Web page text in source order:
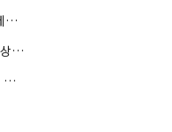
(약가 대수술)②약값 깎이자 R&D부터 축소…제약업계 비상경영 돌입
대교, 액면병합 앞두고도 '1000원 룰' 경고장…상장유지 시험대